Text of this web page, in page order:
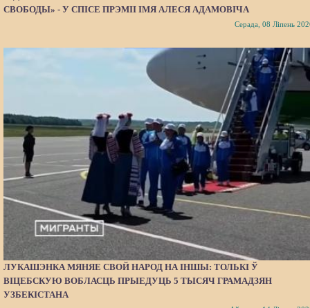
СВОБОДЫ» - У СПІСЕ ПРЭМІІ ІМЯ АЛЕСЯ АДАМОВІЧА
Серада, 08 Ліпень
ЛУКАШЭНКА МЯНЯЕ СВОЙ НАРОД НА ІНШЫ: ТОЛЬКІ Ў
ВІЦЕБСКУЮ ВОБЛАСЦЬ ПРЫЕДУЦЬ 5 ТЫСЯЧ ГРАМАДЗЯН
УЗБЕКІСТАНА